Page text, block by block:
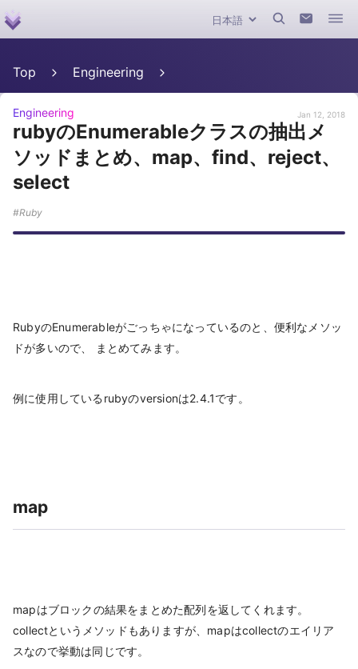
Top Engineering
Engineering Jan 12, 2018
rubyのEnumerableクラスの抽出メ
ソッドまとめ、map、find、reject、
select
Ruby
RubyのEnumerableがごっちゃになっているのと、便利なメソッ
ドが多いので、 まとめてみます。
例に使用しているrubyのversionは2.4.1です。
map
mapはブロックの結果をまとめた配列を返してくれます。
collectというメソッドもありますが、mapはcollectのエイリア
スなので挙動は同じです。